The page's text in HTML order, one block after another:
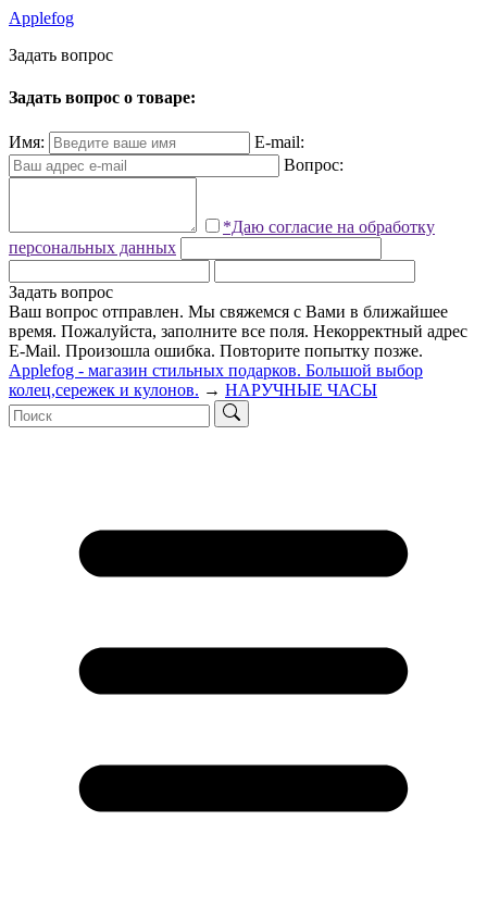
Applefog
Задать вопрос
Задать вопрос о товаре:
Имя:
E-mail:
Вопрос:
*Даю согласие на обработку
персональных данных
Задать вопрос
Ваш вопрос отправлен. Мы свяжемся с Вами в ближайшее
время. Пожалуйста, заполните все поля. Некорректный адрес
E-Mail. Произошла ошибка. Повторите попытку позже.
Applefog - магазин стильных подарков. Большой выбор
колец,сережек и кулонов. → НАРУЧНЫЕ ЧАСЫ